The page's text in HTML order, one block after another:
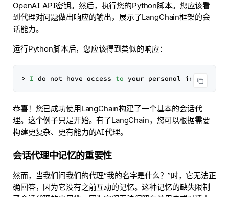
OpenAI API密钥。然后，执行您的Python脚本。您应该看
到代理对问题做出响应的输出，展示了LangChain框架的会
话能力。
运行Python脚本后，您应该得到类似的响应：
> I do not have access to your personal
恭喜！您已成功使用LangChain构建了一个基本的会话代
理。这个例子只是开始。有了LangChain，您可以根据需要
构建更复杂、更有能力的AI代理。
会话代理中记忆的重要性
然而，当我们问我们的代理“我的名字是什么？”时，它无法正
确回答，因为它没有之前互动的记忆。这种记忆的缺失限制